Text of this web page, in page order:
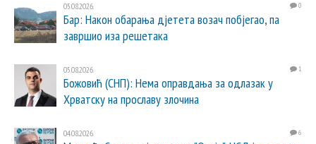
05.08.2026. 0
Бар: Након обарања дјетета возач побјегао, па
завршио иза решетака
05.08.2026. 1
Божовић (СНП): Нема оправдања за одлазак у
Хрватску на прославу злочина
04.08.2026. 6